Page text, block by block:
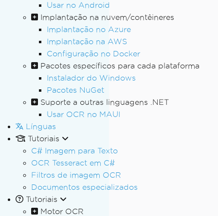
Usar no Android
Implantação na nuvem/contêineres
Implantação no Azure
Implantação na AWS
Configuração no Docker
Pacotes específicos para cada plataforma
Instalador do Windows
Pacotes NuGet
Suporte a outras linguagens .NET
Usar OCR no MAUI
Línguas
Tutoriais
C# Imagem para Texto
OCR Tesseract em C#
Filtros de imagem OCR
Documentos especializados
Tutoriais
Motor OCR